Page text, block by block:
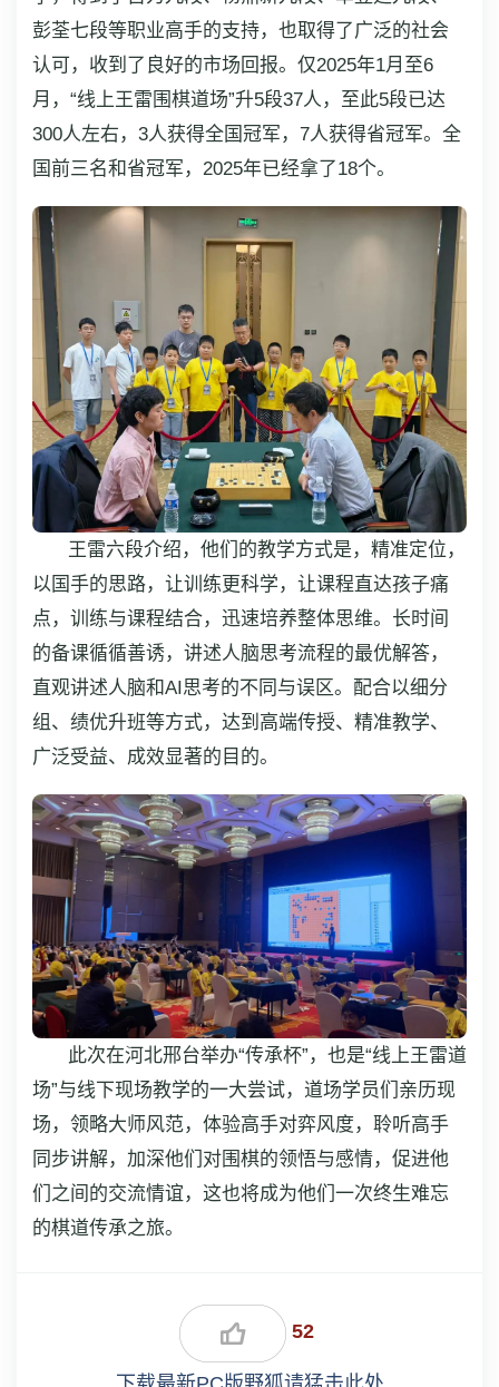
彭荃七段等职业高手的支持，也取得了广泛的社会
认可，收到了良好的市场回报。仅2025年1月至6
月，“线上王雷围棋道场”升5段37人，至此5段已达
300人左右，3人获得全国冠军，7人获得省冠军。全
国前三名和省冠军，2025年已经拿了18个。
王雷六段介绍，他们的教学方式是，精准定位，
以国手的思路，让训练更科学，让课程直达孩子痛
点，训练与课程结合，迅速培养整体思维。长时间
的备课循循善诱，讲述人脑思考流程的最优解答，
直观讲述人脑和AI思考的不同与误区。配合以细分
组、绩优升班等方式，达到高端传授、精准教学、
广泛受益、成效显著的目的。
此次在河北邢台举办“传承杯”，也是“线上王雷道
场”与线下现场教学的一大尝试，道场学员们亲历现
场，领略大师风范，体验高手对弈风度，聆听高手
同步讲解，加深他们对围棋的领悟与感情，促进他
们之间的交流情谊，这也将成为他们一次终生难忘
的棋道传承之旅。
52